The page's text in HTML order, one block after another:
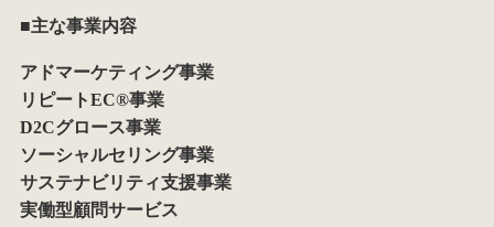
■主な事業内容
アドマーケティング事業
リピートEC®事業
D2Cグロース事業
ソーシャルセリング事業
サステナビリティ支援事業
実働型顧問サービス